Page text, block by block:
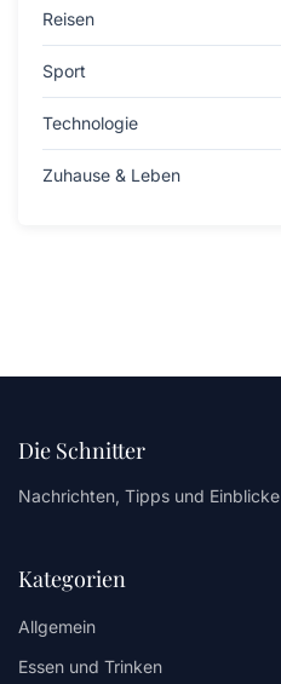
Reisen
Sport
Technologie
Zuhause & Leben
Die Schnitter
Nachrichten, Tipps und Einblicke
Kategorien
Allgemein
Essen und Trinken